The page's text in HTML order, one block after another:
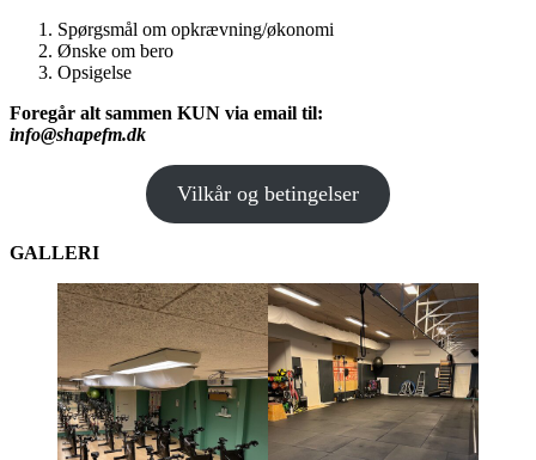
Spørgsmål om opkrævning/økonomi
Ønske om bero
Opsigelse
Foregår alt sammen KUN via email til:
info@shapefm.dk
Vilkår og betingelser
GALLERI